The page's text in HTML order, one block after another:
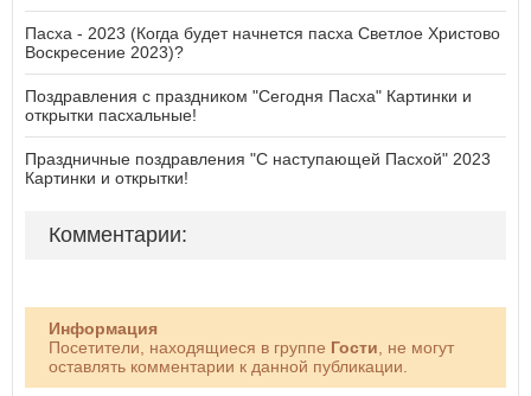
Пасха - 2023 (Когда будет начнется пасха Светлое Христово
Воскресение 2023)?
Поздравления с праздником "Сегодня Пасха" Картинки и
открытки пасхальные!
Праздничные поздравления "С наступающей Пасхой" 2023
Картинки и открытки!
Комментарии:
Информация
Посетители, находящиеся в группе Гости , не могут
оставлять комментарии к данной публикации.